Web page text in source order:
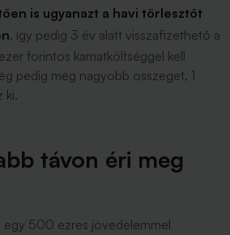
is ugyanazt a havi törlesztőt
, így pedig 3 év alatt visszafizethető a
forintos kamatköltséggel kell
pedig még nagyobb összeget, 1
ki.
távon éri meg
egy 500 ezres jövedelemmel